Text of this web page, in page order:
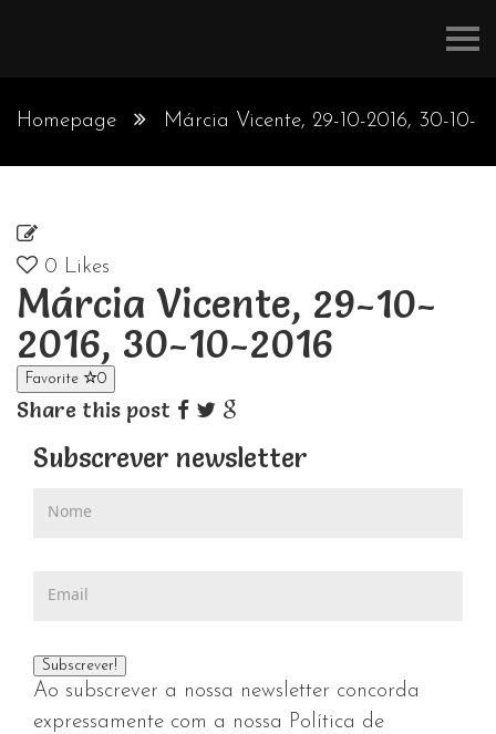
Homepage Márcia Vicente, 29-10-2016, 30-10-
0 Likes
Márcia Vicente, 29-10-
2016, 30-10-2016
Favorite 0
Share this post
Subscrever newsletter
Ao subscrever a nossa newsletter concorda
expressamente com a nossa Política de